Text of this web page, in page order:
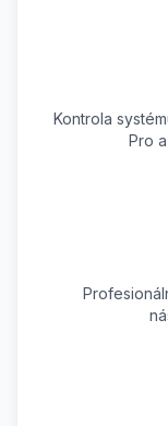
Kontrola
Pro